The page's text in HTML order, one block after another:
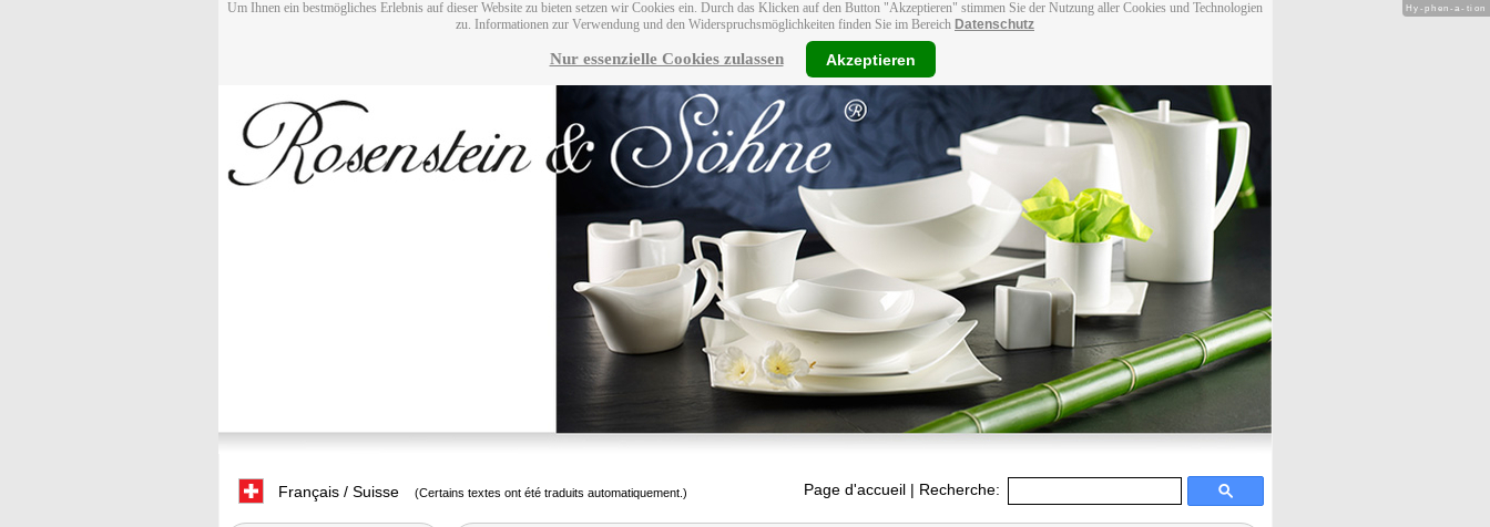
Um Ihnen ein bestmögliches Erlebnis auf dieser Website zu bieten setzen wir Cookies ein. Durch das Klicken auf den Button "Akzeptieren" stimmen Sie der Nutzung aller Cookies und Technologien
zu. Informationen zur Verwendung und den Widerspruchsmöglichkeiten finden Sie im Bereich Datenschutz
Nur essenzielle Cookies zulassen Akzeptieren
Français / Suisse (Certains textes ont été traduits automatiquement.) Page d'accueil | Recherche:
Hy-phen-a-tion